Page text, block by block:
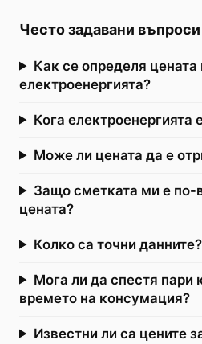
Често задавани въпроси
Как се определя цената
електроенергията?
Кога електроенергията
Може ли цената да е
Защо сметката ми е по-
цената?
Колко са точни данните?
Мога ли да спестя пари
времето на консумация?
Известни ли са цените